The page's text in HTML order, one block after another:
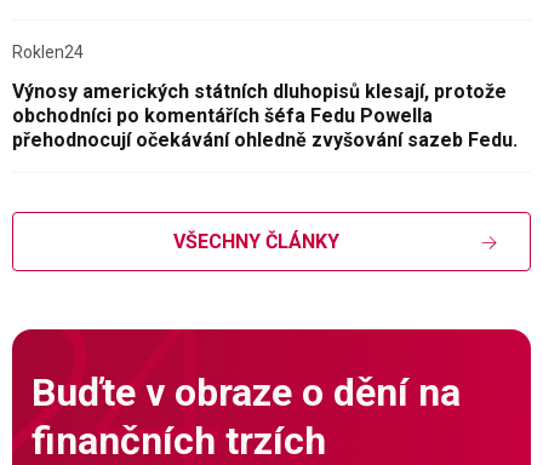
Roklen24
Výnosy amerických státních dluhopisů klesají, protože
obchodníci po komentářích šéfa Fedu Powella
přehodnocují očekávání ohledně zvyšování sazeb Fedu.
VŠECHNY ČLÁNKY
Buďte v obraze o dění na
finančních trzích